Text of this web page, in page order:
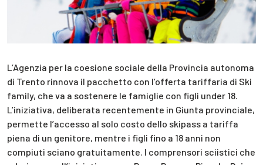
L’Agenzia per la coesione sociale della Provincia autonoma
di Trento rinnova il pacchetto con l’offerta tariffaria di Ski
family, che va a sostenere le famiglie con figli under 18.
L’iniziativa, deliberata recentemente in Giunta provinciale,
permette l’accesso al solo costo dello skipass a tariffa
piena di un genitore, mentre i figli fino a 18 anni non
compiuti sciano gratuitamente. I comprensori sciistici che